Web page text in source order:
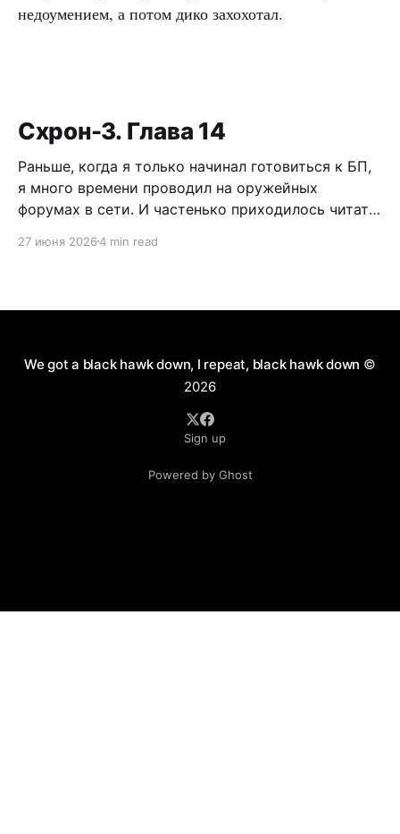
недоумением, а потом дико захохотал.
Схрон-3. Глава 14
Раньше, когда я только начинал готовиться к БП,
я много времени проводил на оружейных
форумах в сети. И частенько приходилось читать
короткоствола и нужно ли это в России. Как
поводу разрешения пистолетов
27 июня 20264 min read
We got a black hawk down, I repeat, black hawk down ©
2026
Sign up
Powered by Ghost